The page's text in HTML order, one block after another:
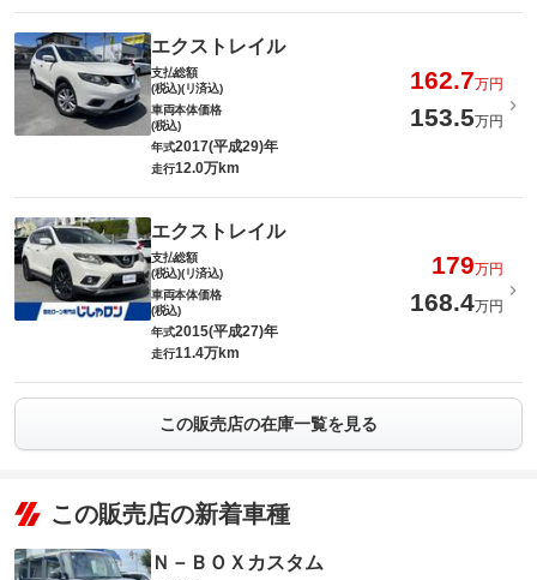
エクストレイル
支払総額
(税込)(リ済込)
162.7万円
車両本体価格
(税込)
153.5万円
年式2017(平成29)年
走行12.0万km
エクストレイル
支払総額
(税込)(リ済込)
179万円
車両本体価格
(税込)
168.4万円
年式2015(平成27)年
走行11.4万km
この販売店の在庫一覧を見る
この販売店の新着車種
Ｎ－ＢＯＸカスタム